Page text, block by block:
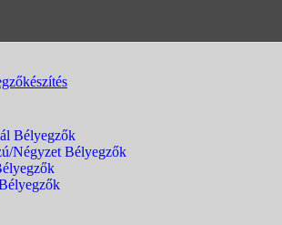
Bélyegzők
Négyzet Bélyegzők